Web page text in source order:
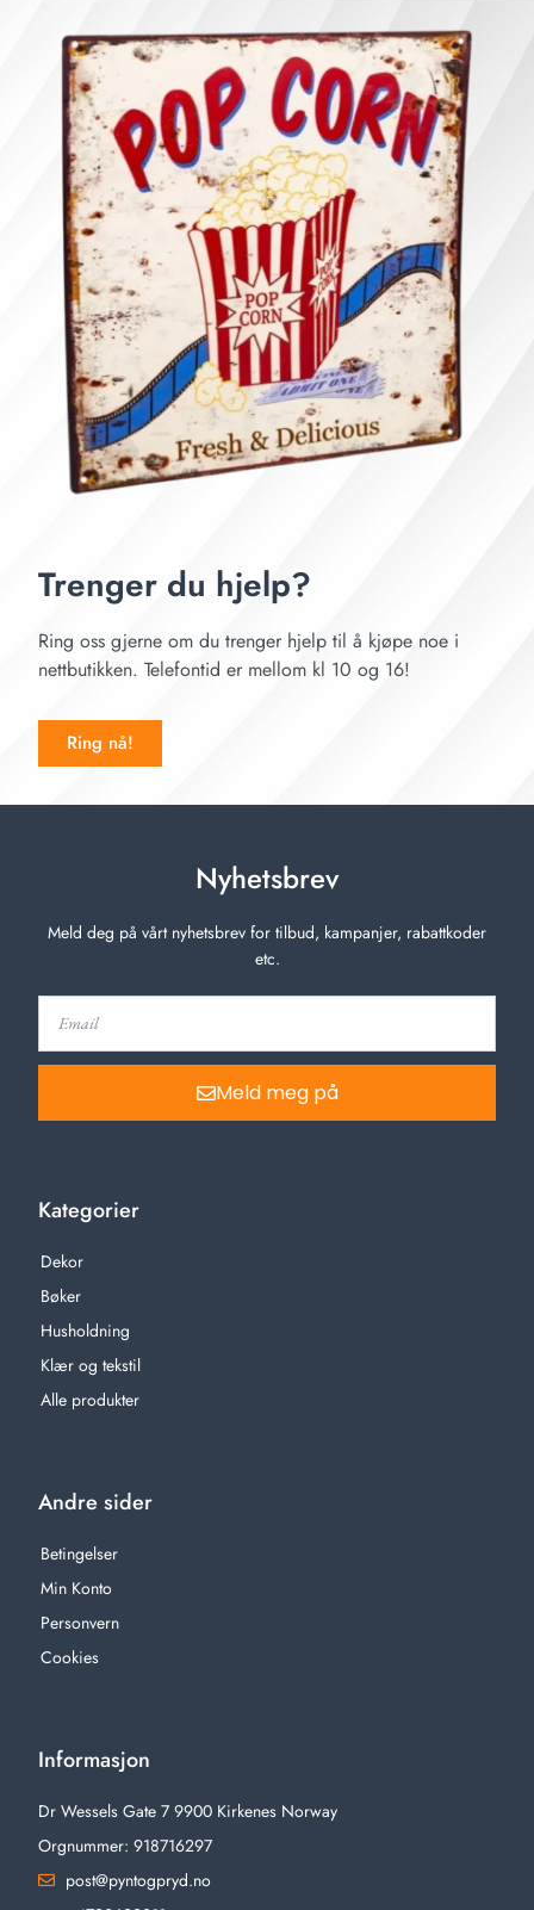
Trenger du hjelp?
Ring oss gjerne om du trenger hjelp til å kjøpe noe i
nettbutikken. Telefontid er mellom kl 10 og 16!
Ring nå!
Nyhetsbrev
Meld deg på vårt nyhetsbrev for tilbud, kampanjer, rabattkoder
etc.
Meld meg på
Kategorier
Dekor
Bøker
Husholdning
Klær og tekstil
Alle produkter
Andre sider
Betingelser
Min Konto
Personvern
Cookies
Informasjon
Dr Wessels Gate 7 9900 Kirkenes Norway
Orgnummer: 918716297
post@pyntogpryd.no